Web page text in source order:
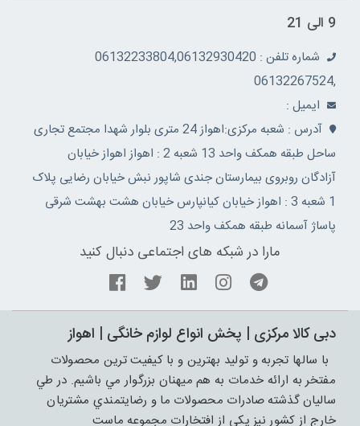
9 الی 21
شماره تلفن : 06132233804,06132930420
,06132267524
ايميل :
آدرس : شعبه مرکزی:اهواز 24 متری بلوار شهدا مجتمع تجاری
ساحل طبقه همکف واحد 13 شعبه 2 : اهواز اهواز خیابان
آزادگان روبروی بیمارستان جندی شاپور نبش خیابان رضایی پلاک
1 شعبه 3 : اهواز خیابان کیانپارس خیابان هشت بهشت شرقی
پاساژ آسمانه طبقه همکف واحد 23
مارا در شبکه های اجتماعی دنبال کنید
دبی کالا مرکزی | پخش انواع لوازم خانگی | اهواز
با سالها تجربه و توليد بهترين و با کيفيت ترين محصولات
مفتخر به ارائه خدمات به هم ميهنان بزرگوار مي باشيم. در طي
ساليان گذشته صادرات محصولات ما و رضايتمندي مشتريان
خارج از کشور نيز يکي از افتخارات مجموعه ماست